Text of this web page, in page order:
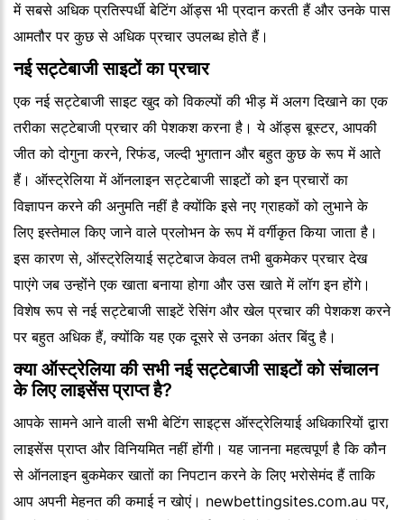
में सबसे अधिक प्रतिस्पर्धी बेटिंग ऑड्स भी प्रदान करती हैं और उनके पास
आमतौर पर कुछ से अधिक प्रचार उपलब्ध होते हैं।
नई सट्टेबाजी साइटों का प्रचार
एक नई सट्टेबाजी साइट खुद को विकल्पों की भीड़ में अलग दिखाने का एक
तरीका सट्टेबाजी प्रचार की पेशकश करना है। ये ऑड्स बूस्टर, आपकी
जीत को दोगुना करने, रिफंड, जल्दी भुगतान और बहुत कुछ के रूप में आते
हैं। ऑस्ट्रेलिया में ऑनलाइन सट्टेबाजी साइटों को इन प्रचारों का
विज्ञापन करने की अनुमति नहीं है क्योंकि इसे नए ग्राहकों को लुभाने के
लिए इस्तेमाल किए जाने वाले प्रलोभन के रूप में वर्गीकृत किया जाता है।
इस कारण से, ऑस्ट्रेलियाई सट्टेबाज केवल तभी बुकमेकर प्रचार देख
पाएंगे जब उन्होंने एक खाता बनाया होगा और उस खाते में लॉग इन होंगे।
विशेष रूप से नई सट्टेबाजी साइटें रेसिंग और खेल प्रचार की पेशकश करने
पर बहुत अधिक हैं, क्योंकि यह एक दूसरे से उनका अंतर बिंदु है।
क्या ऑस्ट्रेलिया की सभी नई सट्टेबाजी साइटों को संचालन
के लिए लाइसेंस प्राप्त है?
आपके सामने आने वाली सभी बेटिंग साइट्स ऑस्ट्रेलियाई अधिकारियों द्वारा
लाइसेंस प्राप्त और विनियमित नहीं होंगी। यह जानना महत्वपूर्ण है कि कौन
से ऑनलाइन बुकमेकर खातों का निपटान करने के लिए भरोसेमंद हैं ताकि
आप अपनी मेहनत की कमाई न खोएं। newbettingsites.com.au पर,